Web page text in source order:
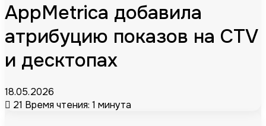
AppMetrica добавила
атрибуцию показов на CTV
и десктопах
18.05.2026
21 Время чтения: 1 минута